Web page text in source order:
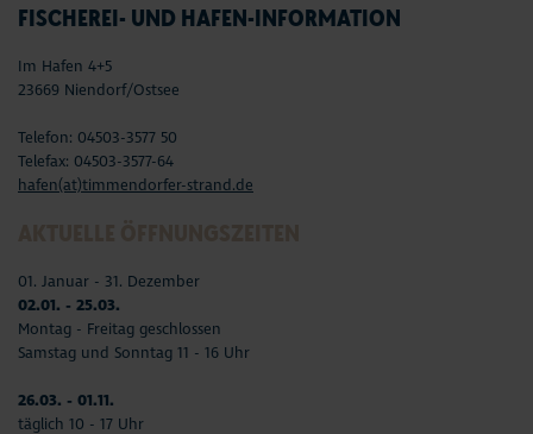
FISCHEREI- UND HAFEN-INFORMATION
Im Hafen 4+5
23669 Niendorf/Ostsee
Telefon: 04503-3577 50
Telefax: 04503-3577-64
hafen(at)timmendorfer-strand.de
01. Januar - 31. Dezember
02.01. - 25.03.
Montag - Freitag geschlossen
Samstag und Sonntag 11 - 16 Uhr
26.03. - 01.11.
täglich 10 - 17 Uhr